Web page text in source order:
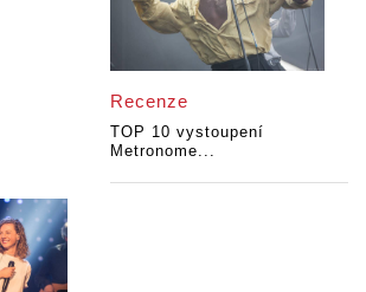
Recenze
TOP 10 vystoupení
Metronome...